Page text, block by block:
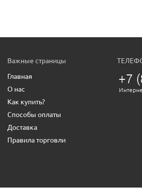
Важные страницы
Главная
О нас
Как купить?
Способы оплаты
Доставка
Правила торговли
+7